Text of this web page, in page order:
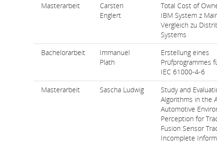
Masterarbeit
Carsten
Englert
Total Cost of
IBM System z
Vergleich zu
Systems
Bachelorarbeit
Immanuel
Plath
Erstellung eines
Prüfprogrammes
IEC 61000-4-6
Masterarbeit
Sascha Ludwig
Study and
Algorithms in the
Automotive
Perception for
Fusion Sensor
Incomplete